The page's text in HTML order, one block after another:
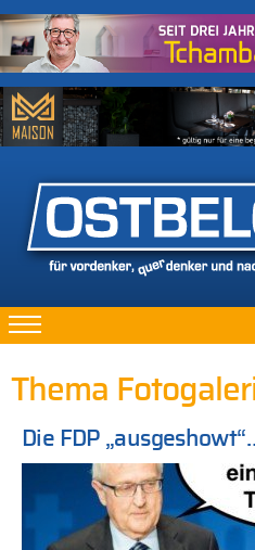
Thema
Die FDP